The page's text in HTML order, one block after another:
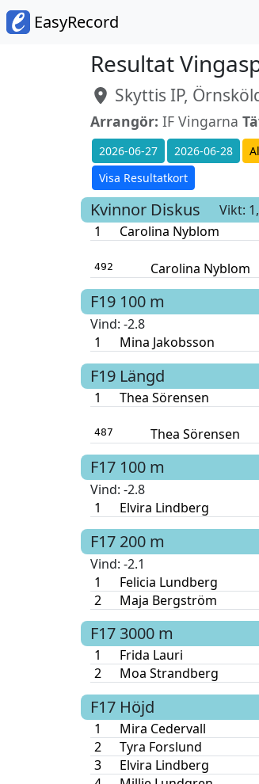
EasyRecord
Resultat
Skyttis IP,
Arrangör: IF Vingarna
2026-06-27 2026-06-28
Visa Resultatkort
Kvinnor Diskus Vikt:
1
Carolina Nyblom
492 Carolina Nyblom
F19 100 m
Vind: -2.8
1
Mina Jakobsson
F19 Längd
1
Thea Sörensen
487 Thea Sörensen
F17 100 m
Vind: -2.8
1
Elvira Lindberg
F17 200 m
Vind: -2.1
1
Felicia Lundberg
2
Maja Bergström
F17 3000 m
1
Frida Lauri
2
Moa Strandberg
F17 Höjd
1
Mira Cedervall
2
Tyra Forslund
3
Elvira Lindberg